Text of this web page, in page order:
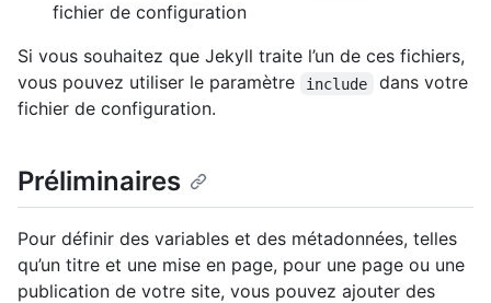
fichier de configuration
Si vous souhaitez que Jekyll traite l’un de ces fichiers,
vous pouvez utiliser le paramètre
include
dans votre
fichier de configuration.
Préliminaires
Pour définir des variables et des métadonnées, telles
qu’un titre et une mise en page, pour une page ou une
publication de votre site, vous pouvez ajouter des